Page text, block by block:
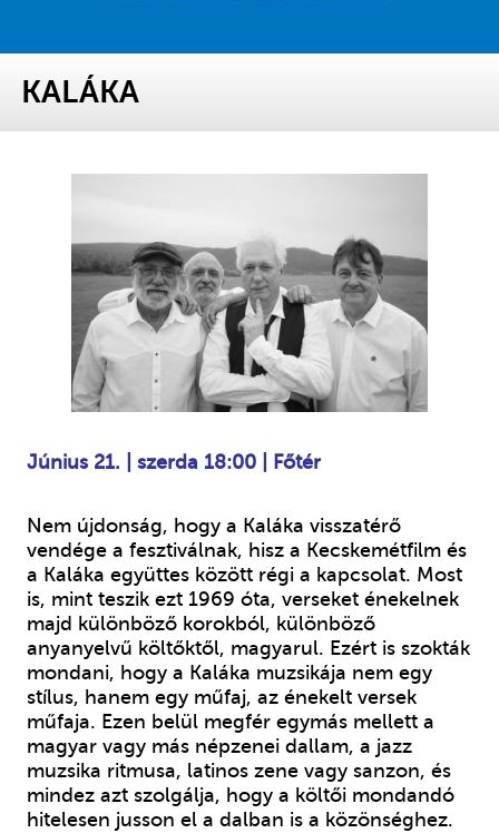
KALÁKA
Június 21. szerda 18:00 Főtér
Nem újdonság, hogy a Kaláka visszatérő
vendége a fesztiválnak, hisz a Kecskemétfilm és
a Kaláka együttes között régi a kapcsolat. Most
is, mint teszik ezt 1969 óta, verseket énekelnek
majd különböző korokból, különböző
anyanyelvű költőktől, magyarul. Ezért is szokták
mondani, hogy a Kaláka muzsikája nem egy
stílus, hanem egy műfaj, az énekelt versek
műfaja. Ezen belül megfér egymás mellett a
magyar vagy más népzenei dallam, a jazz
muzsika ritmusa, latinos zene vagy sanzon, és
mindez azt szolgálja, hogy a költői mondandó
hitelesen jusson el a dalban is a közönséghez.